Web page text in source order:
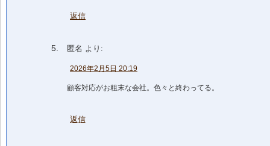
返信
匿名 より:
2026年2月5日 20:19
顧客対応がお粗末な会社。色々と終わってる。
返信